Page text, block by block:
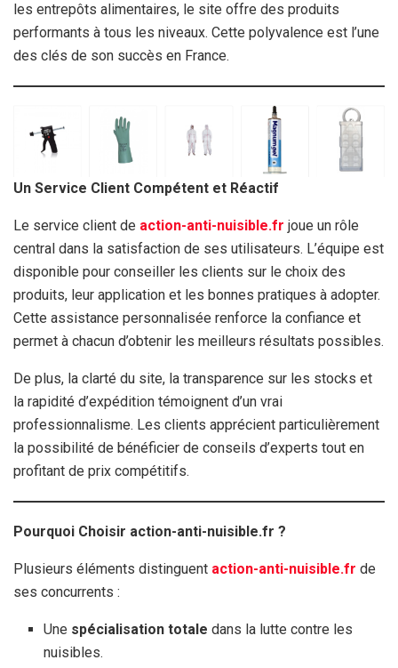
les entrepôts alimentaires, le site offre des produits
performants à tous les niveaux. Cette polyvalence est l’une
des clés de son succès en France.
Un Service Client Compétent et Réactif
Le service client de action-anti-nuisible.fr joue un rôle
central dans la satisfaction de ses utilisateurs. L’équipe est
disponible pour conseiller les clients sur le choix des
produits, leur application et les bonnes pratiques à adopter.
Cette assistance personnalisée renforce la confiance et
permet à chacun d’obtenir les meilleurs résultats possibles.
De plus, la clarté du site, la transparence sur les stocks et
la rapidité d’expédition témoignent d’un vrai
professionnalisme. Les clients apprécient particulièrement
la possibilité de bénéficier de conseils d’experts tout en
profitant de prix compétitifs.
Pourquoi Choisir action-anti-nuisible.fr ?
Plusieurs éléments distinguent action-anti-nuisible.fr de
ses concurrents :
Une spécialisation totale dans la lutte contre les
nuisibles.